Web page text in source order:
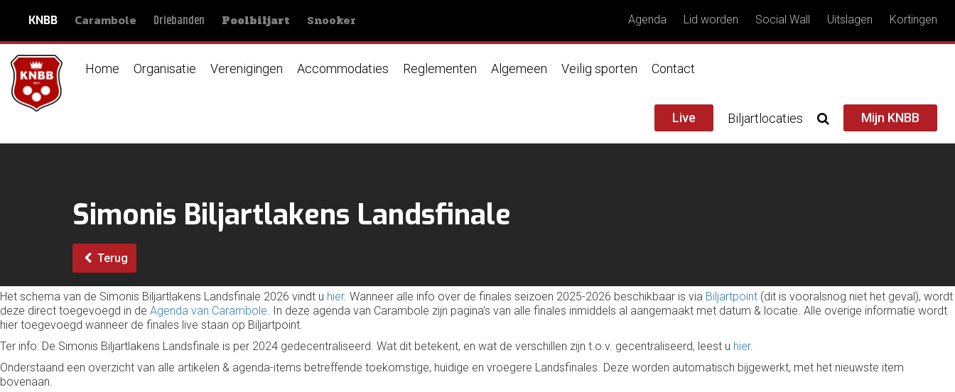
KNBB Carambole Driebanden Poolbiljart Snooker Agenda Lid worden Social Wall Uitslagen Kortingen
Home Organisatie Verenigingen Accommodaties Reglementen Algemeen Veilig sporten Contact
Live Biljartlocaties Mijn KNBB
Simonis Biljartlakens Landsfinale
Terug
Het schema van de Simonis Biljartlakens Landsfinale 2026 vindt u hier. Wanneer alle info over de finales seizoen 2025-2026 beschikbaar is via Biljartpoint (dit is vooralsnog niet het geval), wordt
deze direct toegevoegd in de Agenda van Carambole. In deze agenda van Carambole zijn pagina's van alle finales inmiddels al aangemaakt met datum & locatie. Alle overige informatie wordt
hier toegevoegd wanneer de finales live staan op Biljartpoint.
Ter info: De Simonis Biljartlakens Landsfinale is per 2024 gedecentraliseerd. Wat dit betekent, en wat de verschillen zijn t.o.v. gecentraliseerd, leest u hier.
Onderstaand een overzicht van alle artikelen & agenda-items betreffende toekomstige, huidige en vroegere Landsfinales. Deze worden automatisch bijgewerkt, met het nieuwste item
bovenaan.